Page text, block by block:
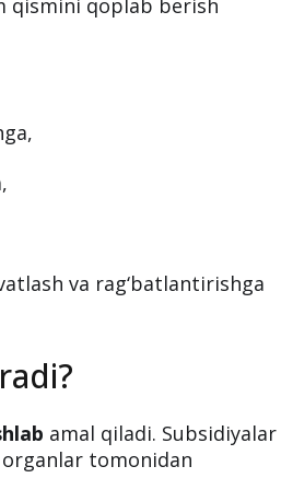
nimani
sotib olish uchun olingan
va rag‘batlantirishga